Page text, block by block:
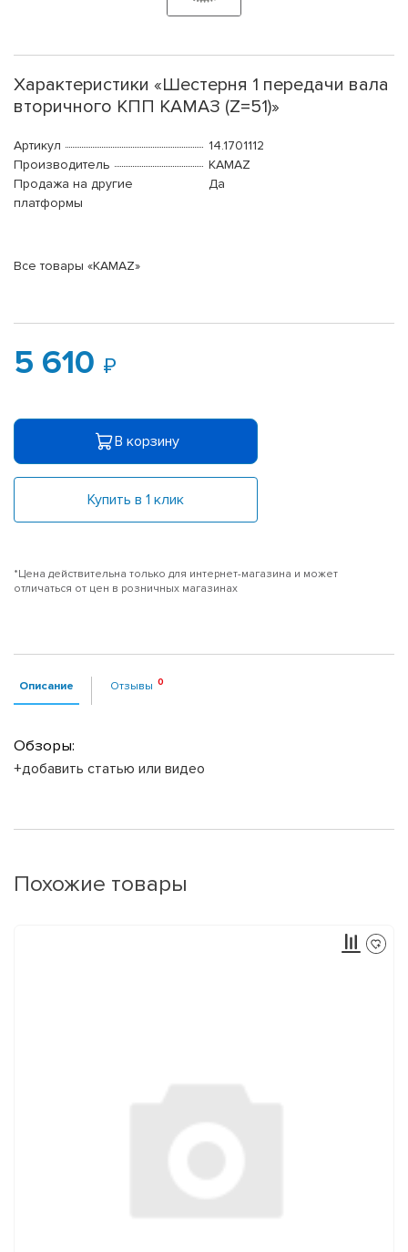
Характеристики «Шестерня 1 передачи вала
вторичного КПП КАМАЗ (Z=51)»
Артикул
14.1701112
Производитель
KAMAZ
Продажа на другие
платформы
Да
Все товары «KAMAZ»
5 610
В корзину
Купить в 1 клик
*Цена действительна только для интернет-магазина и может
отличаться от цен в розничных магазинах
Описание Отзывы
Обзоры:
+добавить статью или видео
Похожие товары